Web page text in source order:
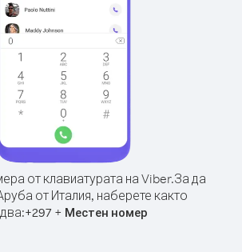
от клавиатурата на Viber.За да
от Италия, наберете както
+297+ Местен номер